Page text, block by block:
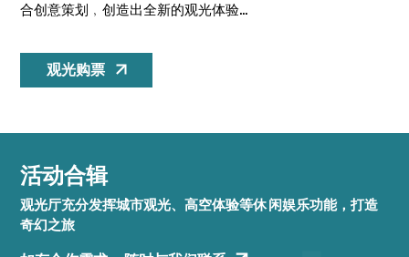
合创意策划﹐创造出全新的观光体验...
观光购票
活动合辑
观光厅充分发挥城市观光、高空体验等休 闲娱乐功能，打造
奇幻之旅